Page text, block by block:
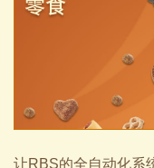
让RBS的全自动化系